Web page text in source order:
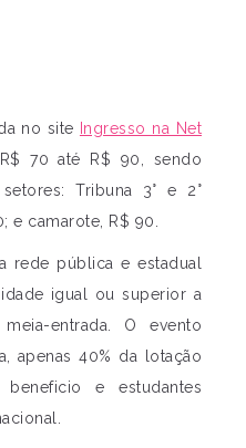
no site Ingresso na Net
70 até R$ 90, sendo
Tribuna 3° e 2°
e camarote, R$ 90.
rede pública e estadual
igual ou superior a
entrada. O evento
apenas 40% da lotação
e estudantes